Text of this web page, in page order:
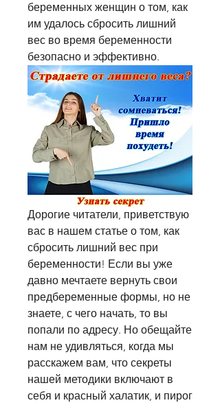
беременных женщин о том, как
им удалось сбросить лишний
вес во время беременности
безопасно и эффективно.
Дорогие читатели, приветствую
вас в нашем статье о том, как
сбросить лишний вес при
беременности! Если вы уже
давно мечтаете вернуть свои
предбеременные формы, но не
знаете, с чего начать, то вы
попали по адресу. Но обещайте
нам не удивляться, когда мы
расскажем вам, что секреты
нашей методики включают в
себя и красный халатик, и пирог